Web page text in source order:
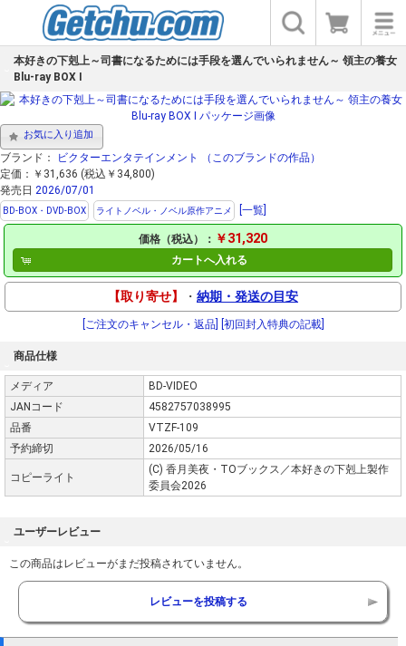
本好きの下剋上～司書になるためには手段を選んでいられません～ 領主の養女
Blu-ray BOX I
お気に入り追加
ブランド： ビクターエンタテインメント
（このブランドの作品）
定価：￥31,636 (税込￥34,800)
発売日 2026/07/01
BD-BOX・DVD-BOX ライトノベル・ノベル原作アニメ [一覧]
価格（税込）： ￥31,320
カートへ入れる
【取り寄せ】 ・ 納期・発送の目安
[ご注文のキャンセル・返品] [初回封入特典の記載]
商品仕様
メディア
BD-VIDEO
JANコード
4582757038995
品番
VTZF-109
予約締切
2026/05/16
コピーライト
(C) 香月美夜・TOブックス／本好きの下剋上製作
委員会2026
ユーザーレビュー
この商品はレビューがまだ投稿されていません。
レビューを投稿する